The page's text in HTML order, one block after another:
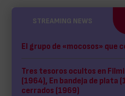
STREAMING NEWS
El grupo de «mocosos» que
Tres tesoros ocultos en
(1964), En bandeja de plata
cerrados (1969)